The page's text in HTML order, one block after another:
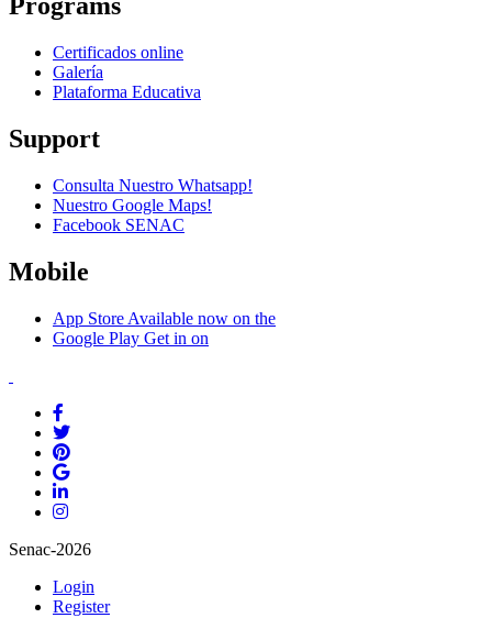
Certificados online
Galería
Plataforma Educativa
Support
Consulta Nuestro Whatsapp!
Nuestro Google Maps!
Facebook SENAC
Mobile
App Store Available now on the
Google Play Get in on
Senac-2026
Login
Register